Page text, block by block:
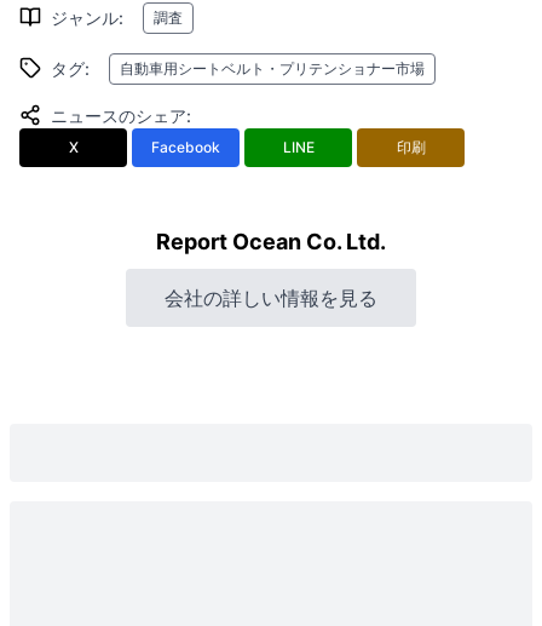
ジャンル: 調査
タグ: 自動車用シートベルト・プリテンショナー市場
ニュースのシェア:
X Facebook LINE 印刷
Report Ocean Co. Ltd.
会社の詳しい情報を見る